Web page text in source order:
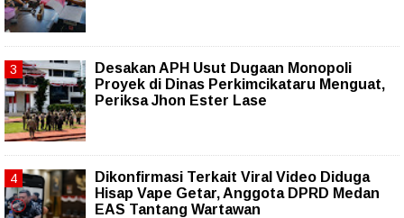
Desakan APH Usut Dugaan Monopoli
Proyek di Dinas Perkimcikataru Menguat,
Periksa Jhon Ester Lase
Dikonfirmasi Terkait Viral Video Diduga
Hisap Vape Getar, Anggota DPRD Medan
EAS Tantang Wartawan